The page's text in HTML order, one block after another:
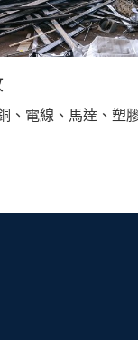
、電線、馬達、塑